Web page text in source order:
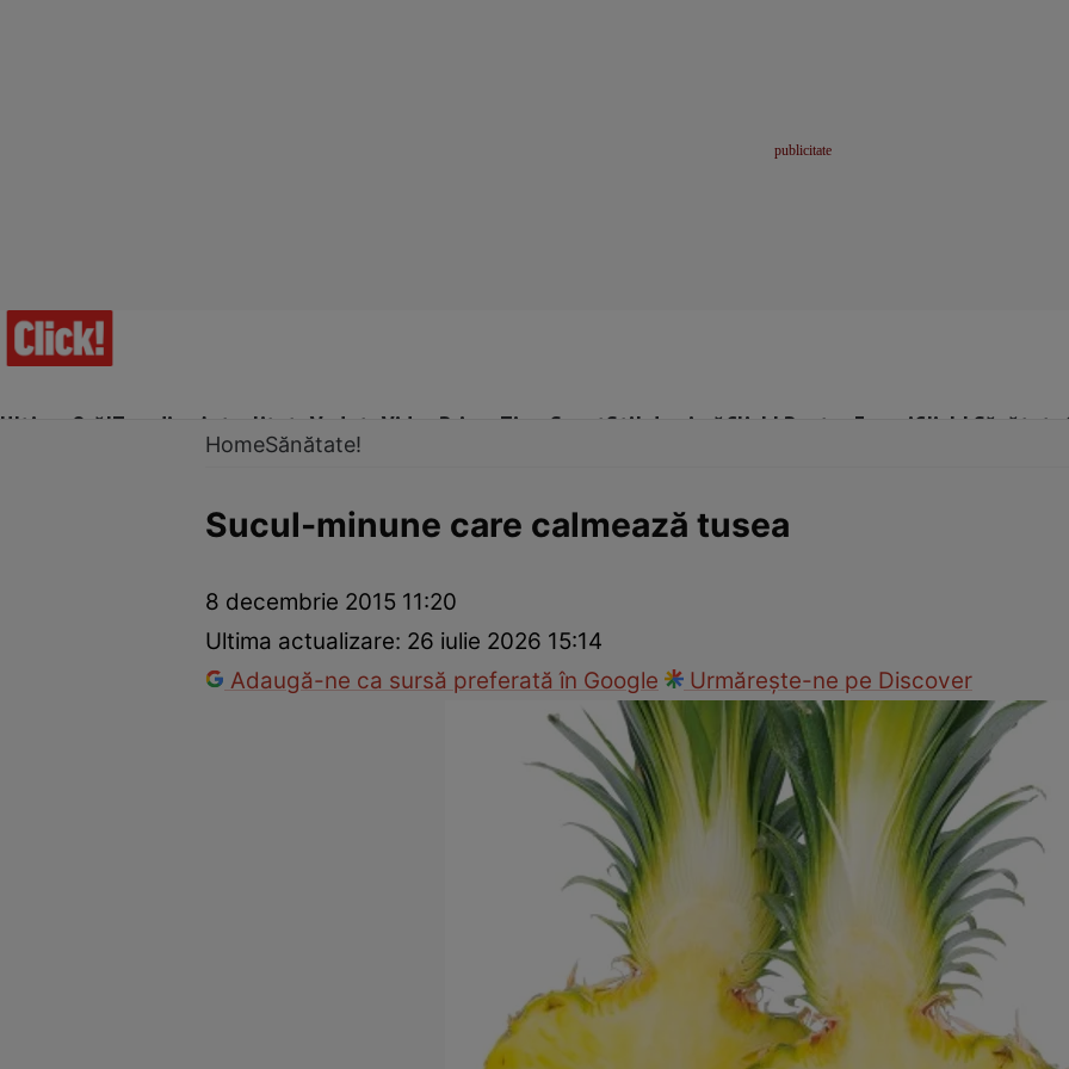
Ultima Oră!Trending Actualitate Vedete Video Prime Time SportStil de viațăClick! Pentru FemeiClick! Sănătate
Prevenție și tratament Remedii naturiste Medicii răspund
HomeSănătate!
Sucul-minune care calmează tusea
8 decembrie 2015 11:20
Ultima actualizare: 26 iulie 2026 15:14
Adaugă-ne ca sursă preferată în Google
Urmărește-ne pe Discover